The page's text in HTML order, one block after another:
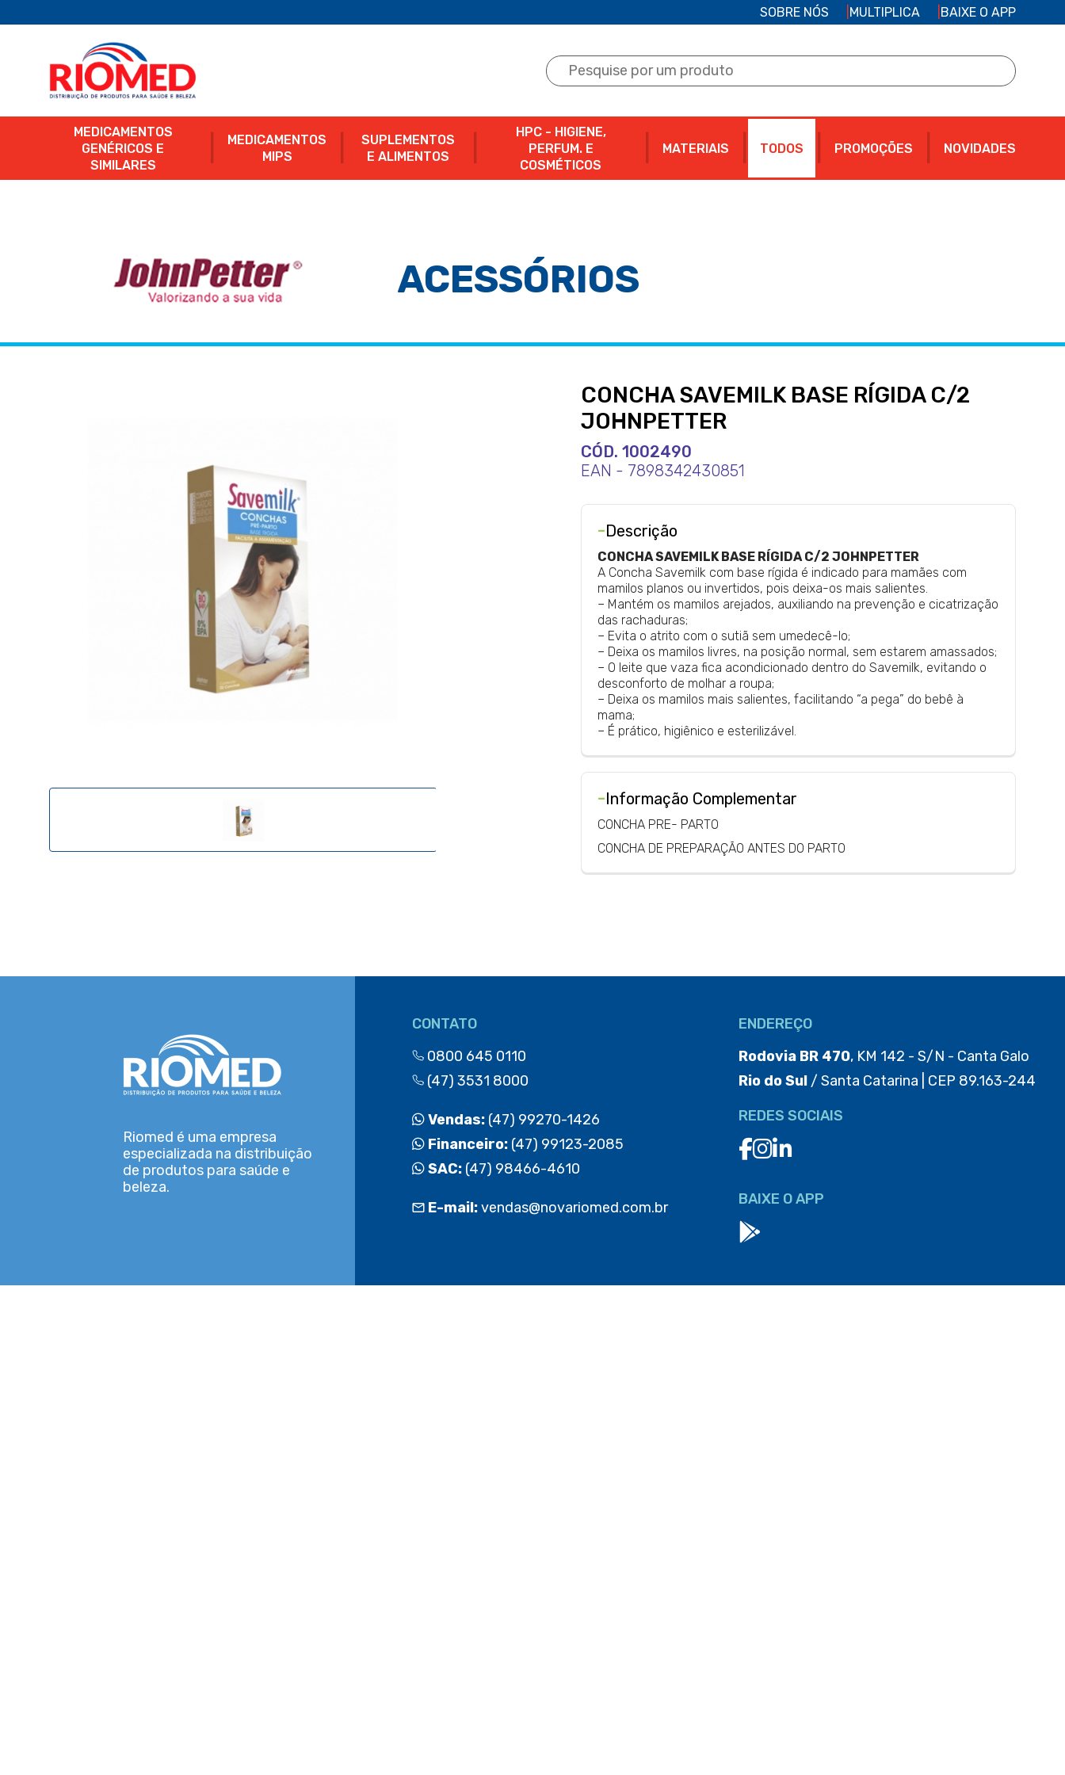
SOBRE NÓS MULTIPLICA BAIXE O APP
MEDICAMENTOS
GENÉRICOS E
SIMILARES
MEDICAMENTOS
MIPS
SUPLEMENTOS
E ALIMENTOS
HPC - HIGIENE,
PERFUM. E
COSMÉTICOS
MATERIAIS TODOS PROMOÇÕES NOVIDADES
ACESSÓRIOS
CONCHA SAVEMILK BASE RÍGIDA C/2
JOHNPETTER
CÓD. 1002490
EAN - 7898342430851
-Descrição
CONCHA SAVEMILK BASE RÍGIDA C/2 JOHNPETTER
A Concha Savemilk com base rígida é indicado para mamães com
mamilos planos ou invertidos, pois deixa-os mais salientes.
– Mantém os mamilos arejados, auxiliando na prevenção e cicatrização
das rachaduras;
– Evita o atrito com o sutiã sem umedecê-lo;
– Deixa os mamilos livres, na posição normal, sem estarem amassados;
– O leite que vaza fica acondicionado dentro do Savemilk, evitando o
desconforto de molhar a roupa;
– Deixa os mamilos mais salientes, facilitando “a pega” do bebê à
mama;
– É prático, higiênico e esterilizável.
-Informação Complementar
CONCHA PRE- PARTO
CONCHA DE PREPARAÇÃO ANTES DO PARTO
Riomed é uma empresa
especializada na distribuição
de produtos para saúde e
beleza.
CONTATO
0800 645 0110
(47) 3531 8000
Vendas: (47) 99270-1426
Financeiro: (47) 99123-2085
SAC: (47) 98466-4610
E-mail:vendas@novariomed.com.br
ENDEREÇO
Rodovia BR 470, KM 142 - S/N - Canta Galo
Rio do Sul/ Santa Catarina | CEP 89.163-244
REDES SOCIAIS
BAIXE O APP